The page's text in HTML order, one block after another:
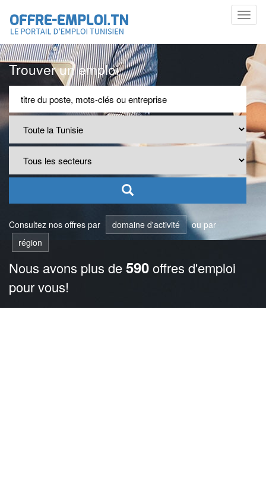
Trouver un emploi
Consultez nos offres par domaine d'activité
ou par
région
Nous avons plus de590offres d'emploi
pour vous!